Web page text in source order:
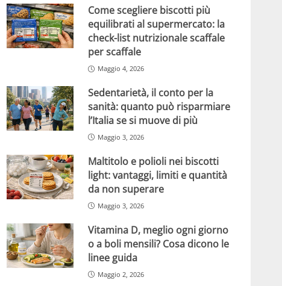
Come scegliere biscotti più
equilibrati al supermercato: la
check-list nutrizionale scaffale
per scaffale
Maggio 4, 2026
Sedentarietà, il conto per la
sanità: quanto può risparmiare
l’Italia se si muove di più
Maggio 3, 2026
Maltitolo e polioli nei biscotti
light: vantaggi, limiti e quantità
da non superare
Maggio 3, 2026
Vitamina D, meglio ogni giorno
o a boli mensili? Cosa dicono le
linee guida
Maggio 2, 2026